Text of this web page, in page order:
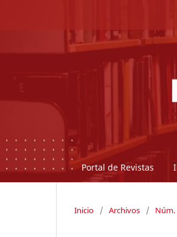
Portal de Revistas
Inicio / Archivos / Núm.